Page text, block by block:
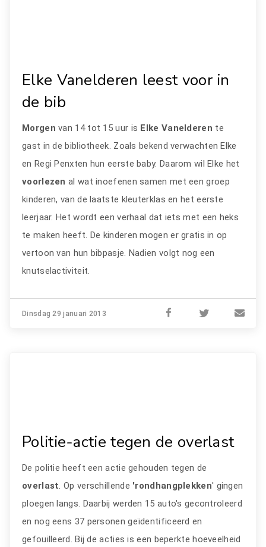
Elke Vanelderen leest voor in
de bib
Morgen van 14 tot 15 uur is Elke Vanelderen te
gast in de bibliotheek. Zoals bekend verwachten Elke
en Regi Penxten hun eerste baby. Daarom wil Elke het
voorlezen al wat inoefenen samen met een groep
kinderen, van de laatste kleuterklas en het eerste
leerjaar. Het wordt een verhaal dat iets met een heks
te maken heeft. De kinderen mogen er gratis in op
vertoon van hun bibpasje. Nadien volgt nog een
knutselactiviteit.
Dinsdag 29 januari 2013
Politie-actie tegen de overlast
De politie heeft een actie gehouden tegen de
overlast. Op verschillende 'rondhangplekken' gingen
ploegen langs. Daarbij werden 15 auto's gecontroleerd
en nog eens 37 personen geïdentificeerd en
gefouilleerd. Bij de acties is een beperkte hoeveelheid